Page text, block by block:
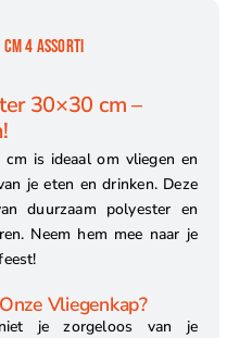
4 ASSORTI
30×30 cm –
is ideaal om vliegen en
je eten en drinken. Deze
duurzaam polyester en
Neem hem mee naar je
Vliegenkap?
je zorgeloos van je